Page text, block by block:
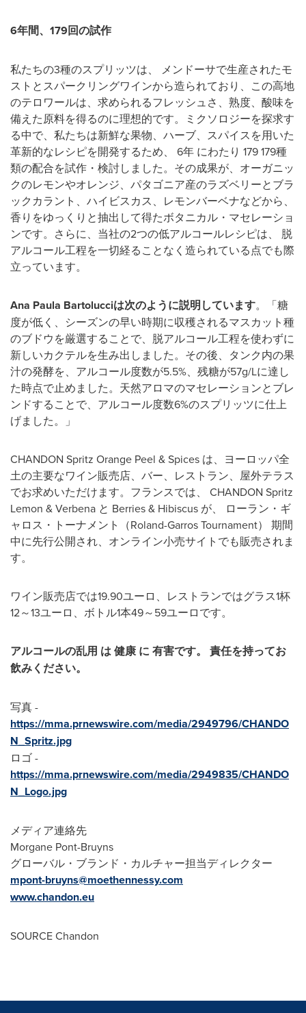
6年間、179回の試作
私たちの3種のスプリッツは、 メンドーサで生産されたモ
ストとスパークリングワインから造られており、この高地
のテロワールは、求められるフレッシュさ、熟度、酸味を
備えた原料を得るのに理想的です。ミクソロジーを探求す
る中で、私たちは新鮮な果物、ハーブ、スパイスを用いた
革新的なレシピを開発するため、 6年 にわたり 179 179種
類の配合を試作・検討しました。その成果が、オーガニッ
クのレモンやオレンジ、パタゴニア産のラズベリーとブラ
ックカラント、ハイビスカス、レモンバーベナなどから、
香りをゆっくりと抽出して得たボタニカル・マセレーショ
ンです。さらに、当社の2つの低アルコールレシピは、 脱
アルコール工程を一切経ることなく造られている点でも際
立っています。
Ana Paula Bartolucciは次のように説明しています。「糖
度が低く、シーズンの早い時期に収穫されるマスカット種
のブドウを厳選することで、脱アルコール工程を使わずに
新しいカクテルを生み出しました。その後、タンク内の果
汁の発酵を、アルコール度数が5.5%、残糖が57g/Lに達し
た時点で止めました。天然アロマのマセレーションとブレ
ンドすることで、アルコール度数6%のスプリッツに仕上
げました。」
CHANDON Spritz Orange Peel & Spices は、ヨーロッパ全
土の主要なワイン販売店、バー、レストラン、屋外テラス
でお求めいただけます。フランスでは、 CHANDON Spritz
Lemon & Verbena と Berries & Hibiscus が、 ローラン・ギ
ャロス・トーナメント（Roland-Garros Tournament） 期間
中に先行公開され、オンライン小売サイトでも販売されま
す。
ワイン販売店では19.90ユーロ、レストランではグラス1杯
12～13ユーロ、ボトル1本49～59ユーロです。
アルコールの乱用 は 健康 に 有害です。 責任を持ってお
飲みください。
写真 -
https://mma.prnewswire.com/media/2949796/CHANDO
N_Spritz.jpg
ロゴ -
https://mma.prnewswire.com/media/2949835/CHANDO
N_Logo.jpg
メディア連絡先
Morgane Pont-Bruyns
グローバル・ブランド・カルチャー担当ディレクター
mpont-bruyns@moethennessy.com
www.chandon.eu
SOURCE Chandon